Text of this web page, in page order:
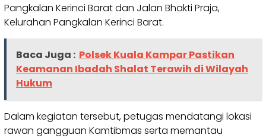
Pangkalan Kerinci Barat dan Jalan Bhakti Praja,
Kelurahan Pangkalan Kerinci Barat.
Baca Juga : Polsek Kuala Kampar Pastikan
Keamanan Ibadah Shalat Terawih di Wilayah
Hukum
Dalam kegiatan tersebut, petugas mendatangi lokasi
rawan gangguan Kamtibmas serta memantau